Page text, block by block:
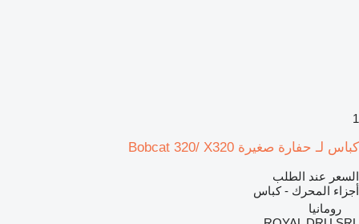
1
كباس لـ حفارة صغيرة Bobcat 320/ X320
السعر عند الطلب
أجزاء المحرك - كباس
رومانيا